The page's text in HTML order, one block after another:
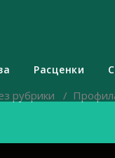
Расценки
рубрики /